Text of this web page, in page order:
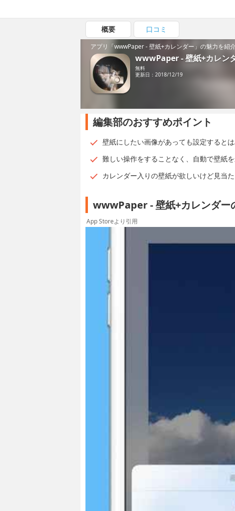
概要 口コミ
アプリ「wwwPaper - 壁紙+カレンダー」の魅力を紹介
wwwPaper - 壁紙+カレン
無料
更新日：2018/12/19
編集部のおすすめポイント
壁紙にしたい画像があっても設定すると
難しい操作をすることなく、自動で壁紙
カレンダー入りの壁紙が欲しいけど見当
wwwPaper - 壁紙+カレンダー
App Storeより引用